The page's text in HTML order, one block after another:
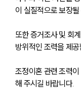
이 실질적으로 보장
또한 증거조사 및 회
방위적인 조력을 제공
조정이혼 관련 조력
해 주시길 바랍니다.